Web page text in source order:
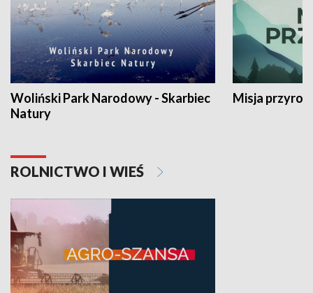
Woliński Park Narodowy - Skarbiec
Natury
Misja
ROLNICTWO I WIEŚ